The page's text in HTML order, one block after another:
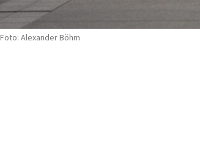
Foto: Alexander Böhm